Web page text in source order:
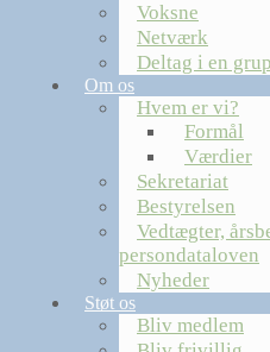
Voksne
Netværk
Deltag i en
Om os
Hvem er vi?
Formål
Værdier
Sekretariat
Bestyrelsen
Vedtægter,
persondataloven
Nyheder
Støt os
Bliv medlem